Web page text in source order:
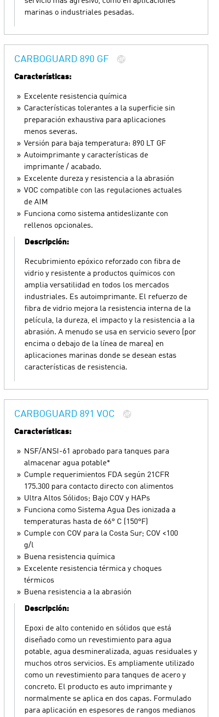
marinas o industriales pesadas.
CARBOGUARD 890 GF
Características:
Excelente resistencia química
Características tolerantes a la superficie sin
preparación exhaustiva para aplicaciones
menos severas.
Versión para baja temperatura: 890 LT GF
Autoimprimante y características de
imprimante / acabado.
Excelente dureza y resistencia a la abrasión
VOC compatible con las regulaciones actuales
de AIM
Funciona como sistema antideslizante con
rellenos opcionales.
Descripción:
Recubrimiento epóxico reforzado con fibra de
vidrio y resistente a productos químicos con
amplia versatilidad en todos los mercados
industriales. Es autoimprimante. El refuerzo de
fibra de vidrio mejora la resistencia interna de la
película, la dureza, el impacto y la resistencia a la
abrasión. A menudo se usa en servicio severo (por
encima o debajo de la línea de marea) en
aplicaciones marinas donde se desean estas
características de resistencia.
CARBOGUARD 891 VOC
Características:
NSF/ANSI-61 aprobado para tanques para
almacenar agua potable*
Cumple requerimientos FDA según 21CFR
175.300 para contacto directo con alimentos
Ultra Altos Sólidos; Bajo COV y HAPs
Funciona como Sistema Agua Des ionizada a
temperaturas hasta de 66° C (150°F)
Cumple con COV para la Costa Sur; COV <100
g/l
Buena resistencia química
Excelente resistencia térmica y choques
térmicos
Buena resistencia a la abrasión
Descripción:
Epoxi de alto contenido en sólidos que está
diseñado como un revestimiento para agua
potable, agua desmineralizada, aguas residuales y
muchos otros servicios. Es ampliamente utilizado
como un revestimiento para tanques de acero y
concreto. El producto es auto imprimante y
normalmente se aplica en dos capas. Formulado
para aplicación en espesores de rangos medianos